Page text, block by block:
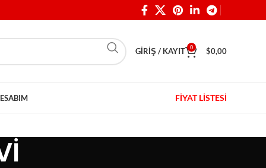
GIRIŞ / KAYIT 0 $0,00
FİYAT LİSTESİ